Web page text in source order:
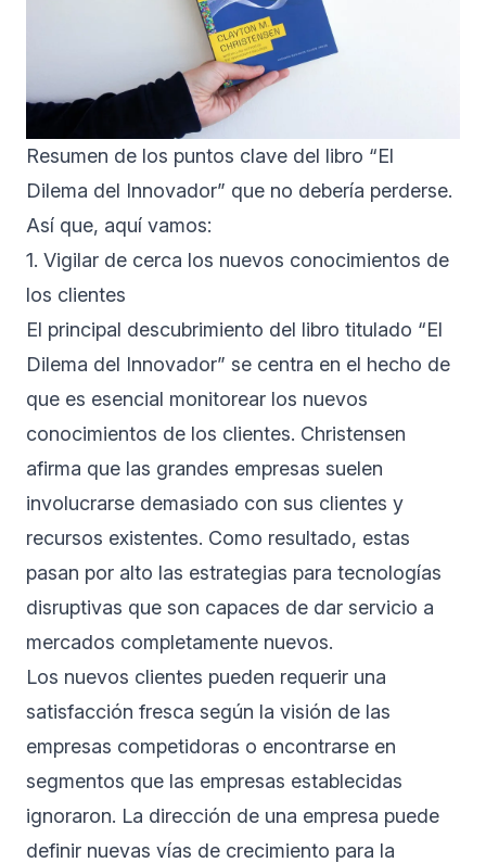
Resumen de los puntos clave del libro “El
Dilema del Innovador” que no debería perderse.
Así que, aquí vamos:
1. Vigilar de cerca los nuevos conocimientos de
los clientes
El principal descubrimiento del libro titulado “El
Dilema del Innovador” se centra en el hecho de
que es esencial monitorear los nuevos
conocimientos de los clientes. Christensen
afirma que las grandes empresas suelen
involucrarse demasiado con sus clientes y
recursos existentes. Como resultado, estas
pasan por alto las estrategias para tecnologías
disruptivas que son capaces de dar servicio a
mercados completamente nuevos.
Los nuevos clientes pueden requerir una
satisfacción fresca según la visión de las
empresas competidoras o encontrarse en
segmentos que las empresas establecidas
ignoraron. La dirección de una empresa puede
definir nuevas vías de crecimiento para la